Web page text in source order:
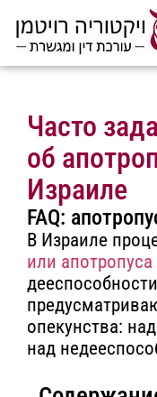
Часто
об
Израиле
FAQ:
В Израиле
или апотропуса
опекунства:
над